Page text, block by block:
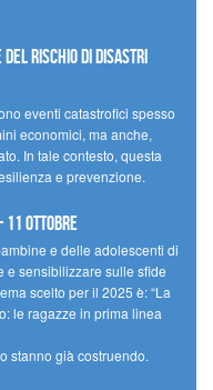
rischio di disastri
eventi catastrofici spesso
economici, ma anche,
In tale contesto, questa
e prevenzione.
11 ottobre
e delle adolescenti di
e sensibilizzare sulle sfide
scelto per il 2025 è: “La
le ragazze in prima linea
stanno già costruendo.